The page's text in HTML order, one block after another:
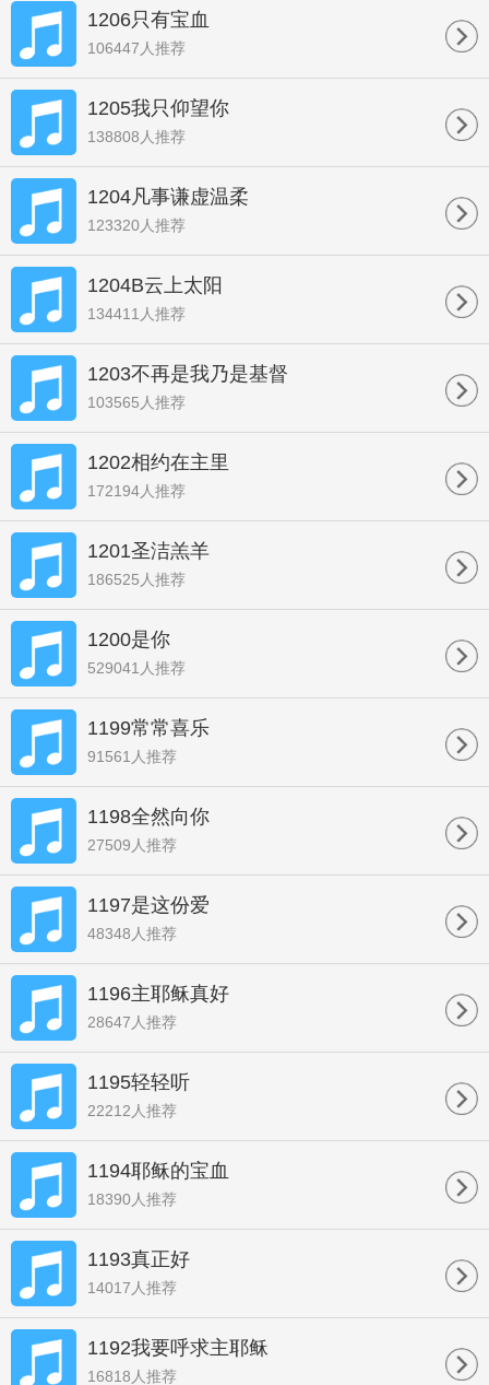
1206只有宝血
106447人推荐
1205我只仰望你
138808人推荐
1204凡事谦虚温柔
123320人推荐
1204B云上太阳
134411人推荐
1203不再是我乃是基督
103565人推荐
1202相约在主里
172194人推荐
1201圣洁羔羊
186525人推荐
1200是你
529041人推荐
1199常常喜乐
91561人推荐
1198全然向你
27509人推荐
1197是这份爱
48348人推荐
1196主耶稣真好
28647人推荐
1195轻轻听
22212人推荐
1194耶稣的宝血
18390人推荐
1193真正好
14017人推荐
1192我要呼求主耶稣
16818人推荐